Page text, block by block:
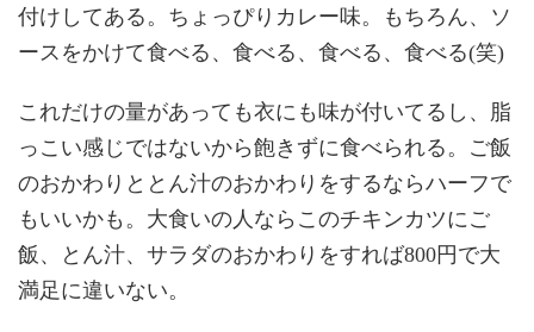
付けしてある。ちょっぴりカレー味。もちろん、ソ
ースをかけて食べる、食べる、食べる、食べる(笑)
これだけの量があっても衣にも味が付いてるし、脂
っこい感じではないから飽きずに食べられる。ご飯
のおかわりととん汁のおかわりをするならハーフで
もいいかも。大食いの人ならこのチキンカツにご
飯、とん汁、サラダのおかわりをすれば800円で大
満足に違いない。